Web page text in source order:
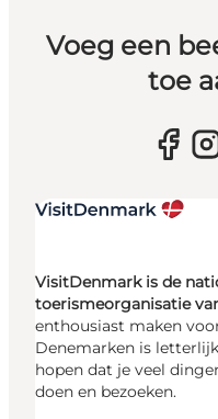
Voeg een
toe
VisitDenmark is de
toerismeorganisatie
enthousiast maken
Denemarken is
hopen dat je veel
doen en bezoeken.